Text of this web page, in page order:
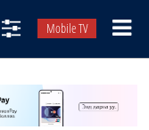
Mobile TV